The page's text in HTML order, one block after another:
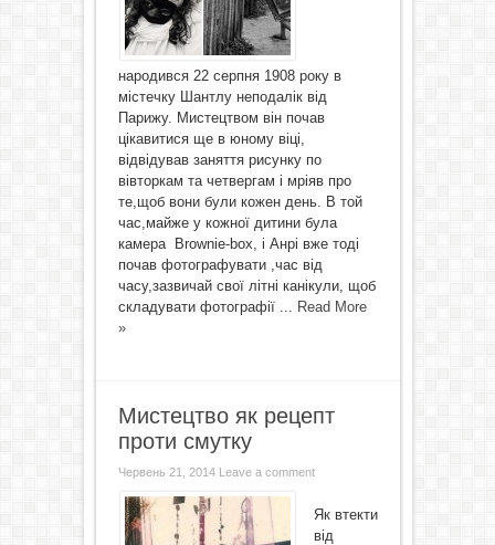
народився 22 серпня 1908 року в
містечку Шантлу неподалік від
Парижу. Мистецтвом він почав
цікавитися ще в юному віці,
відвідував заняття рисунку по
вівторкам та четвергам і мріяв про
те,щоб вони були кожен день. В той
час,майже у кожної дитини була
камера Brownie-box, і Анрі вже тоді
почав фотографувати ,час від
часу,зазвичай свої літні канікули, щоб
складувати фотографії ... Read More
»
Мистецтво як рецепт
проти смутку
Червень 21, 2014 Leave a comment
Як втекти
від